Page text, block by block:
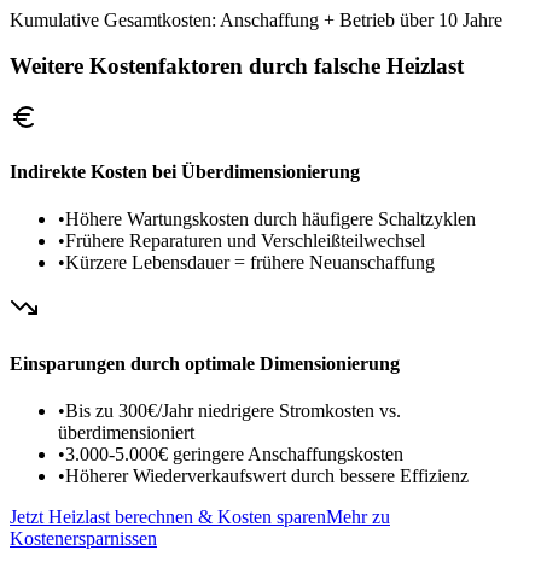
Kumulative Gesamtkosten: Anschaffung + Betrieb über 10 Jahre
Weitere Kostenfaktoren durch falsche Heizlast
Indirekte Kosten bei Überdimensionierung
•Höhere Wartungskosten durch häufigere Schaltzyklen
•Frühere Reparaturen und Verschleißteilwechsel
•Kürzere Lebensdauer = frühere Neuanschaffung
Einsparungen durch optimale Dimensionierung
•Bis zu 300€/Jahr niedrigere Stromkosten vs.
überdimensioniert
•3.000-5.000€ geringere Anschaffungskosten
•Höherer Wiederverkaufswert durch bessere Effizienz
Jetzt Heizlast berechnen & Kosten sparenMehr zu
Kostenersparnissen